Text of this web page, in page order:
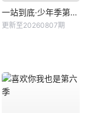
一站到底·少年季第2季
更新至20260807期